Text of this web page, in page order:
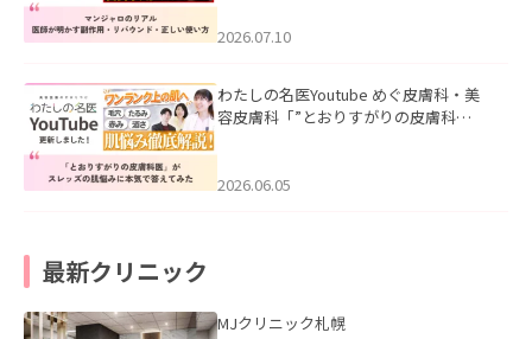
た。
2026.07.10
わたしの名医Youtube めぐ皮膚科・美
容皮膚科「”とおりすがりの皮膚科
2026.06.05
最新クリニック
MJクリニック札幌